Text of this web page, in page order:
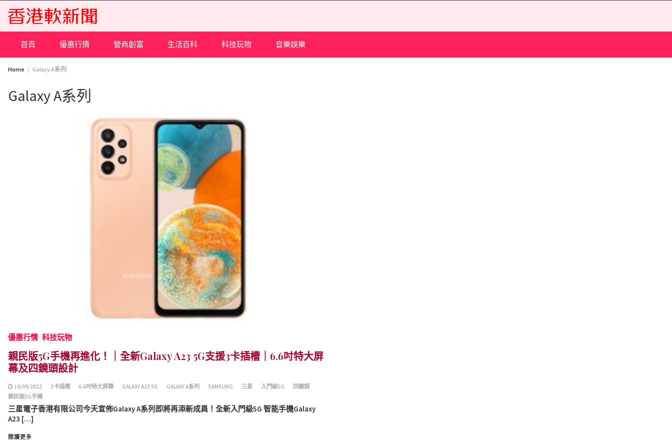
content
首頁 優惠行情 營商創富 生活百科 科技玩物 音樂娛樂
Home Galaxy A系列
Galaxy A系列
優惠行情 科技玩物
親民版5G手機再進化！｜全新Galaxy A23 5G支援3卡插槽｜6.6吋特大屏
幕及四鏡頭設計
14/09/2022 3卡插槽 6.6吋特大屏幕 GALAXY A23 5G GALAXY A系列 SAMSUNG 三星 入門級5G
四鏡頭
親民版5G手機
三星電子香港有限公司今天宣佈Galaxy A系列即將再添新成員！全新入門級5G 智能手機Galaxy
A23 […]
閱讀更多